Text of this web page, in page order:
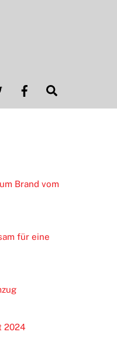
Twitter Facebook
Brand vom
für eine
2024